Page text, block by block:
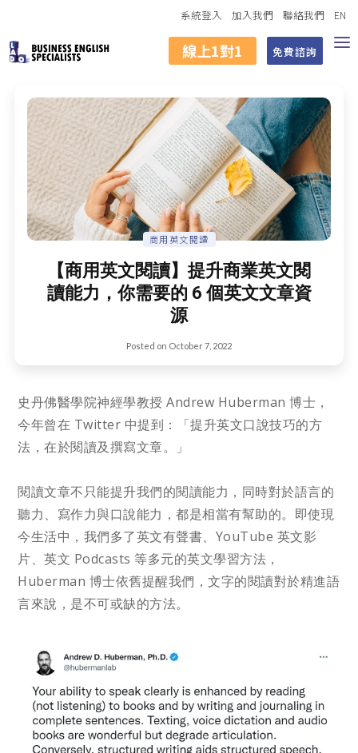
系統登入 加入我們 聯絡我們 EN
免費諮詢
線上1對1
商用英文閱讀
【商用英文閱讀】提升商業英文閱
讀能力，你需要的 6 個英文文章資
源
Posted on October 7, 2022
史丹佛醫學院神經學教授 Andrew Huberman 博士，
今年曾在 Twitter 中提到：「提升英文口說技巧的方
法，在於閱讀及撰寫文章。」
閱讀文章不只能提升我們的閱讀能力，同時對於語言的
聽力、寫作力與口說能力，都是相當有幫助的。即使現
今生活中，我們多了英文有聲書、YouTube 英文影
片、英文 Podcasts 等多元的英文學習方法，
Huberman 博士依舊提醒我們，文字的閱讀對於精進語
言來說，是不可或缺的方法。